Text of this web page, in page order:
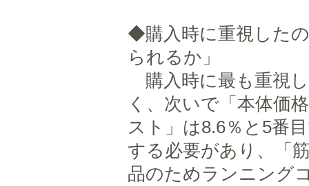
◆購入時に重視した
られるか」
購入時に最も重視
く、次いで「本体価
スト」は8.6％と5番
する必要があり、「
品のためランニング